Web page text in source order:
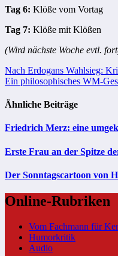
Tag 6: Klöße vom Vortag
Tag 7: Klöße mit Klößen
(Wird nächste Woche evtl.
Nach Erdogans Wahlsieg:
Ein philosophisches WM-
Ähnliche Beiträge
Friedrich Merz: eine
Erste Frau an der Spitze
Der Sonntagscartoon von
Online-Rubriken
Vom Fachmann für
Humorkritik
Audio